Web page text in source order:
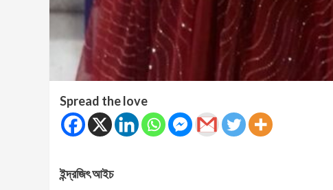
Spread the love
ইন্দ্রজিৎ আইচ